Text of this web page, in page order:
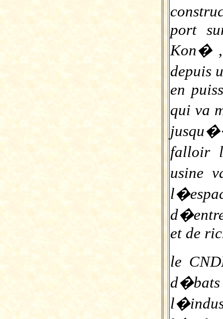
port
Kon� ,
depuis
en
qui va
falloir
usine
et de
le